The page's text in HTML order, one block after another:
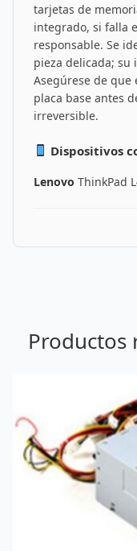
tarjetas de
integrado, si falla
responsable. Se
pieza delicada; su
Asegúrese de que
placa base antes
irreversible.
Dispositivos
Lenovo ThinkPad
Productos